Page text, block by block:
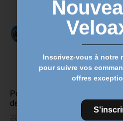
Poignées de vélo en ruban
de silicone – bleues
Inscrivez-vous à notre
pour suivre vos
offres